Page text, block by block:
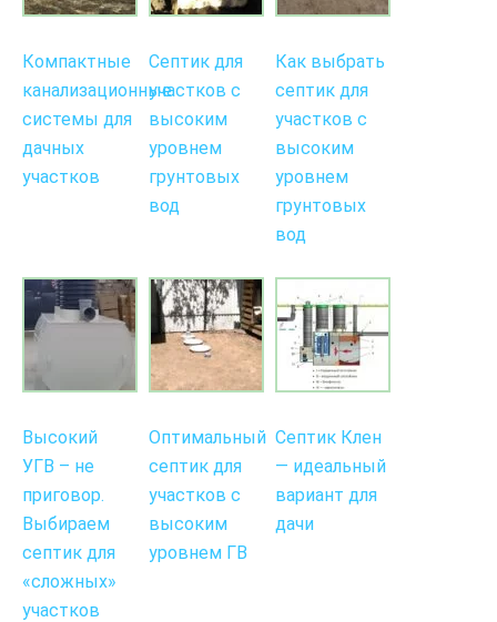
Компактные
канализационные
системы для
дачных
участков
Септик для
участков с
высоким
уровнем
грунтовых
вод
Как выбрать
септик для
участков с
высоким
уровнем
грунтовых
вод
Высокий
УГВ – не
приговор.
Выбираем
септик для
«сложных»
участков
Оптимальный
септик для
участков с
высоким
уровнем ГВ
Септик Клен
— идеальный
вариант для
дачи